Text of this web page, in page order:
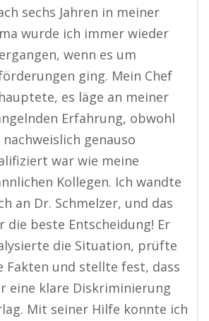
sechs Jahren in meiner
wurde ich immer wieder
wenn es um
ging. Mein Chef
es läge an meiner
Erfahrung, obwohl
nachweislich genauso
war wie meine
Kollegen. Ich wandte
an Dr. Schmelzer, und das
die beste Entscheidung! Er
die Situation, prüfte
Fakten und stellte fest, dass
eine klare Diskriminierung
Mit seiner Hilfe konnte ich